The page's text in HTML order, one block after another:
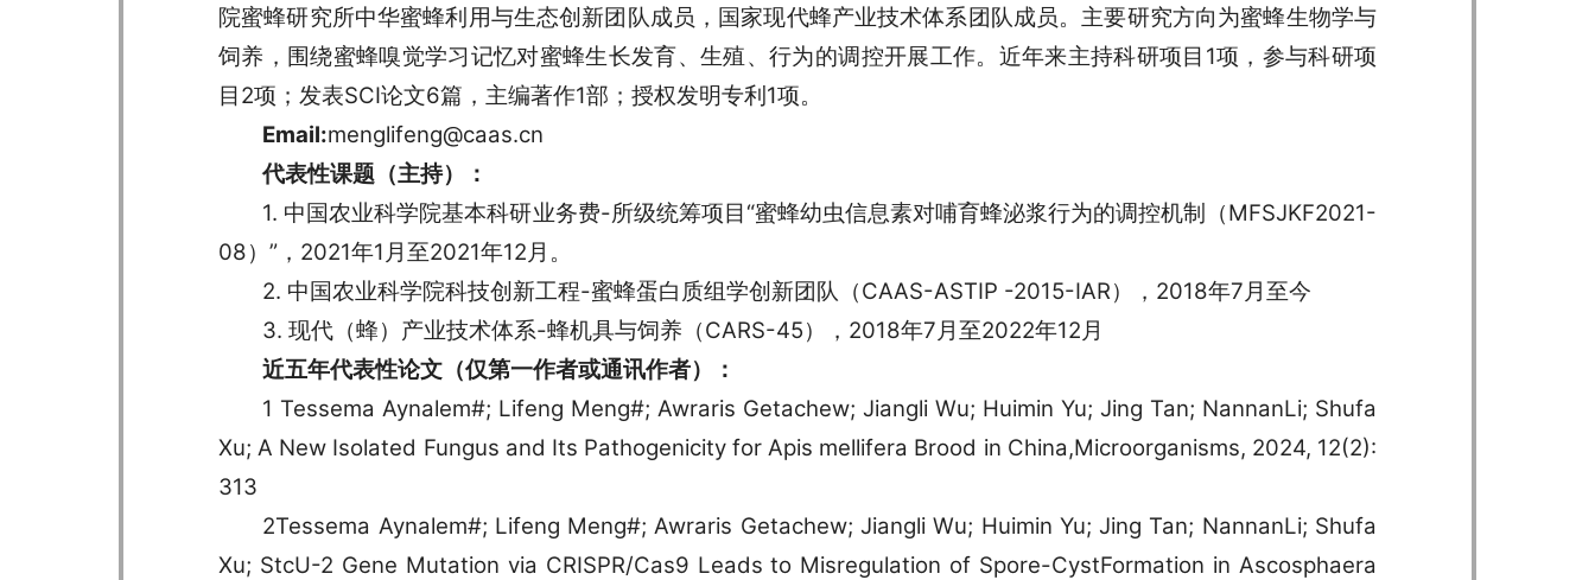
院蜜蜂研究所中华蜜蜂利用与生态创新团队成员，国家现代蜂产业技术体系团队成员。主要研究方向为蜜蜂生物学与
饲养，围绕蜜蜂嗅觉学习记忆对蜜蜂生长发育、生殖、行为的调控开展工作。近年来主持科研项目1项，参与科研项
目2项；发表SCI论文6篇，主编著作1部；授权发明专利1项。
Email:menglifeng@caas.cn
代表性课题（主持）：
1. 中国农业科学院基本科研业务费-所级统筹项目“蜜蜂幼虫信息素对哺育蜂泌浆行为的调控机制（MFSJKF2021-
08）”，2021年1月至2021年12月。
2. 中国农业科学院科技创新工程-蜜蜂蛋白质组学创新团队（CAAS-ASTIP -2015-IAR），2018年7月至今
3. 现代（蜂）产业技术体系-蜂机具与饲养（CARS-45），2018年7月至2022年12月
近五年代表性论文（仅第一作者或通讯作者）：
1 Tessema Aynalem#; Lifeng Meng#; Awraris Getachew; Jiangli Wu; Huimin Yu; Jing Tan; NannanLi; Shufa
Xu; A New Isolated Fungus and Its Pathogenicity for Apis mellifera Brood in China,Microorganisms, 2024, 12(2):
313
2Tessema Aynalem#; Lifeng Meng#; Awraris Getachew; Jiangli Wu; Huimin Yu; Jing Tan; NannanLi; Shufa
Xu; StcU-2 Gene Mutation via CRISPR/Cas9 Leads to Misregulation of Spore-CystFormation in Ascosphaera